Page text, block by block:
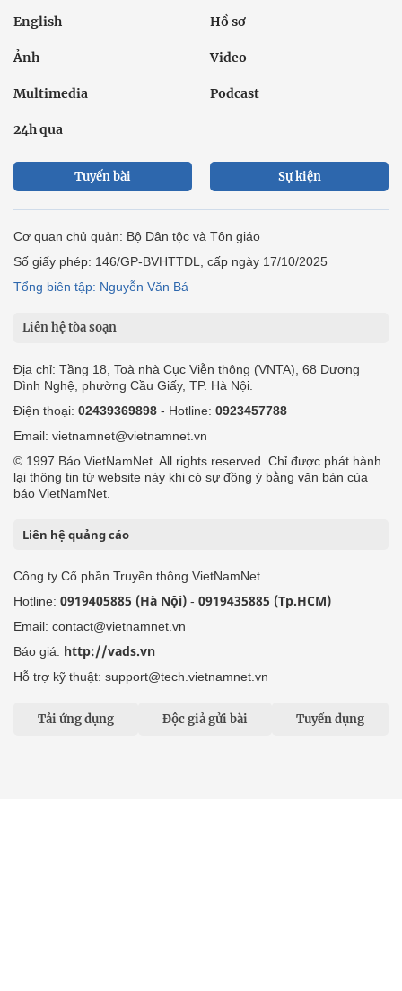
English Hồ sơ
Ảnh Video
Multimedia Podcast
24h qua
Tuyến bài Sự kiện
Cơ quan chủ quản: Bộ Dân tộc và Tôn giáo
Số giấy phép: 146/GP-BVHTTDL, cấp ngày 17/10/2025
Tổng biên tập: Nguyễn Văn Bá
Liên hệ tòa soạn
Địa chỉ: Tầng 18, Toà nhà Cục Viễn thông (VNTA), 68 Dương
Đình Nghệ, phường Cầu Giấy, TP. Hà Nội.
Điện thoại: 02439369898 - Hotline: 0923457788
Email: vietnamnet@vietnamnet.vn
© 1997 Báo VietNamNet. All rights reserved. Chỉ được phát hành
lại thông tin từ website này khi có sự đồng ý bằng văn bản của
báo VietNamNet.
Liên hệ quảng cáo
Công ty Cổ phần Truyền thông VietNamNet
Hotline: 0919405885 (Hà Nội) - 0919435885 (Tp.HCM)
Email: contact@vietnamnet.vn
Báo giá: http://vads.vn
Hỗ trợ kỹ thuật: support@tech.vietnamnet.vn
Tải ứng dụng Độc giả gửi bài Tuyển dụng